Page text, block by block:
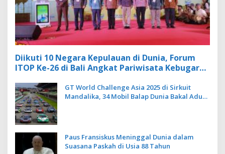
Diikuti 10 Negara Kepulauan di Dunia, Forum
ITOP Ke-26 di Bali Angkat Pariwisata Kebugaran
GT World Challenge Asia 2025 di Sirkuit
Mandalika, 34 Mobil Balap Dunia Bakal Adu
Paus Fransiskus Meninggal Dunia dalam
Suasana Paskah di Usia 88 Tahun